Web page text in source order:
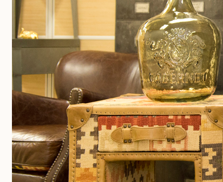
7つの特徴
デジタルデータへのこだわり
大手企業に選ばれる理由
セキュリティ体制
サポート
料金
料金プラン
コスト削減シミュレーション
導入事例
事例記事
機能別